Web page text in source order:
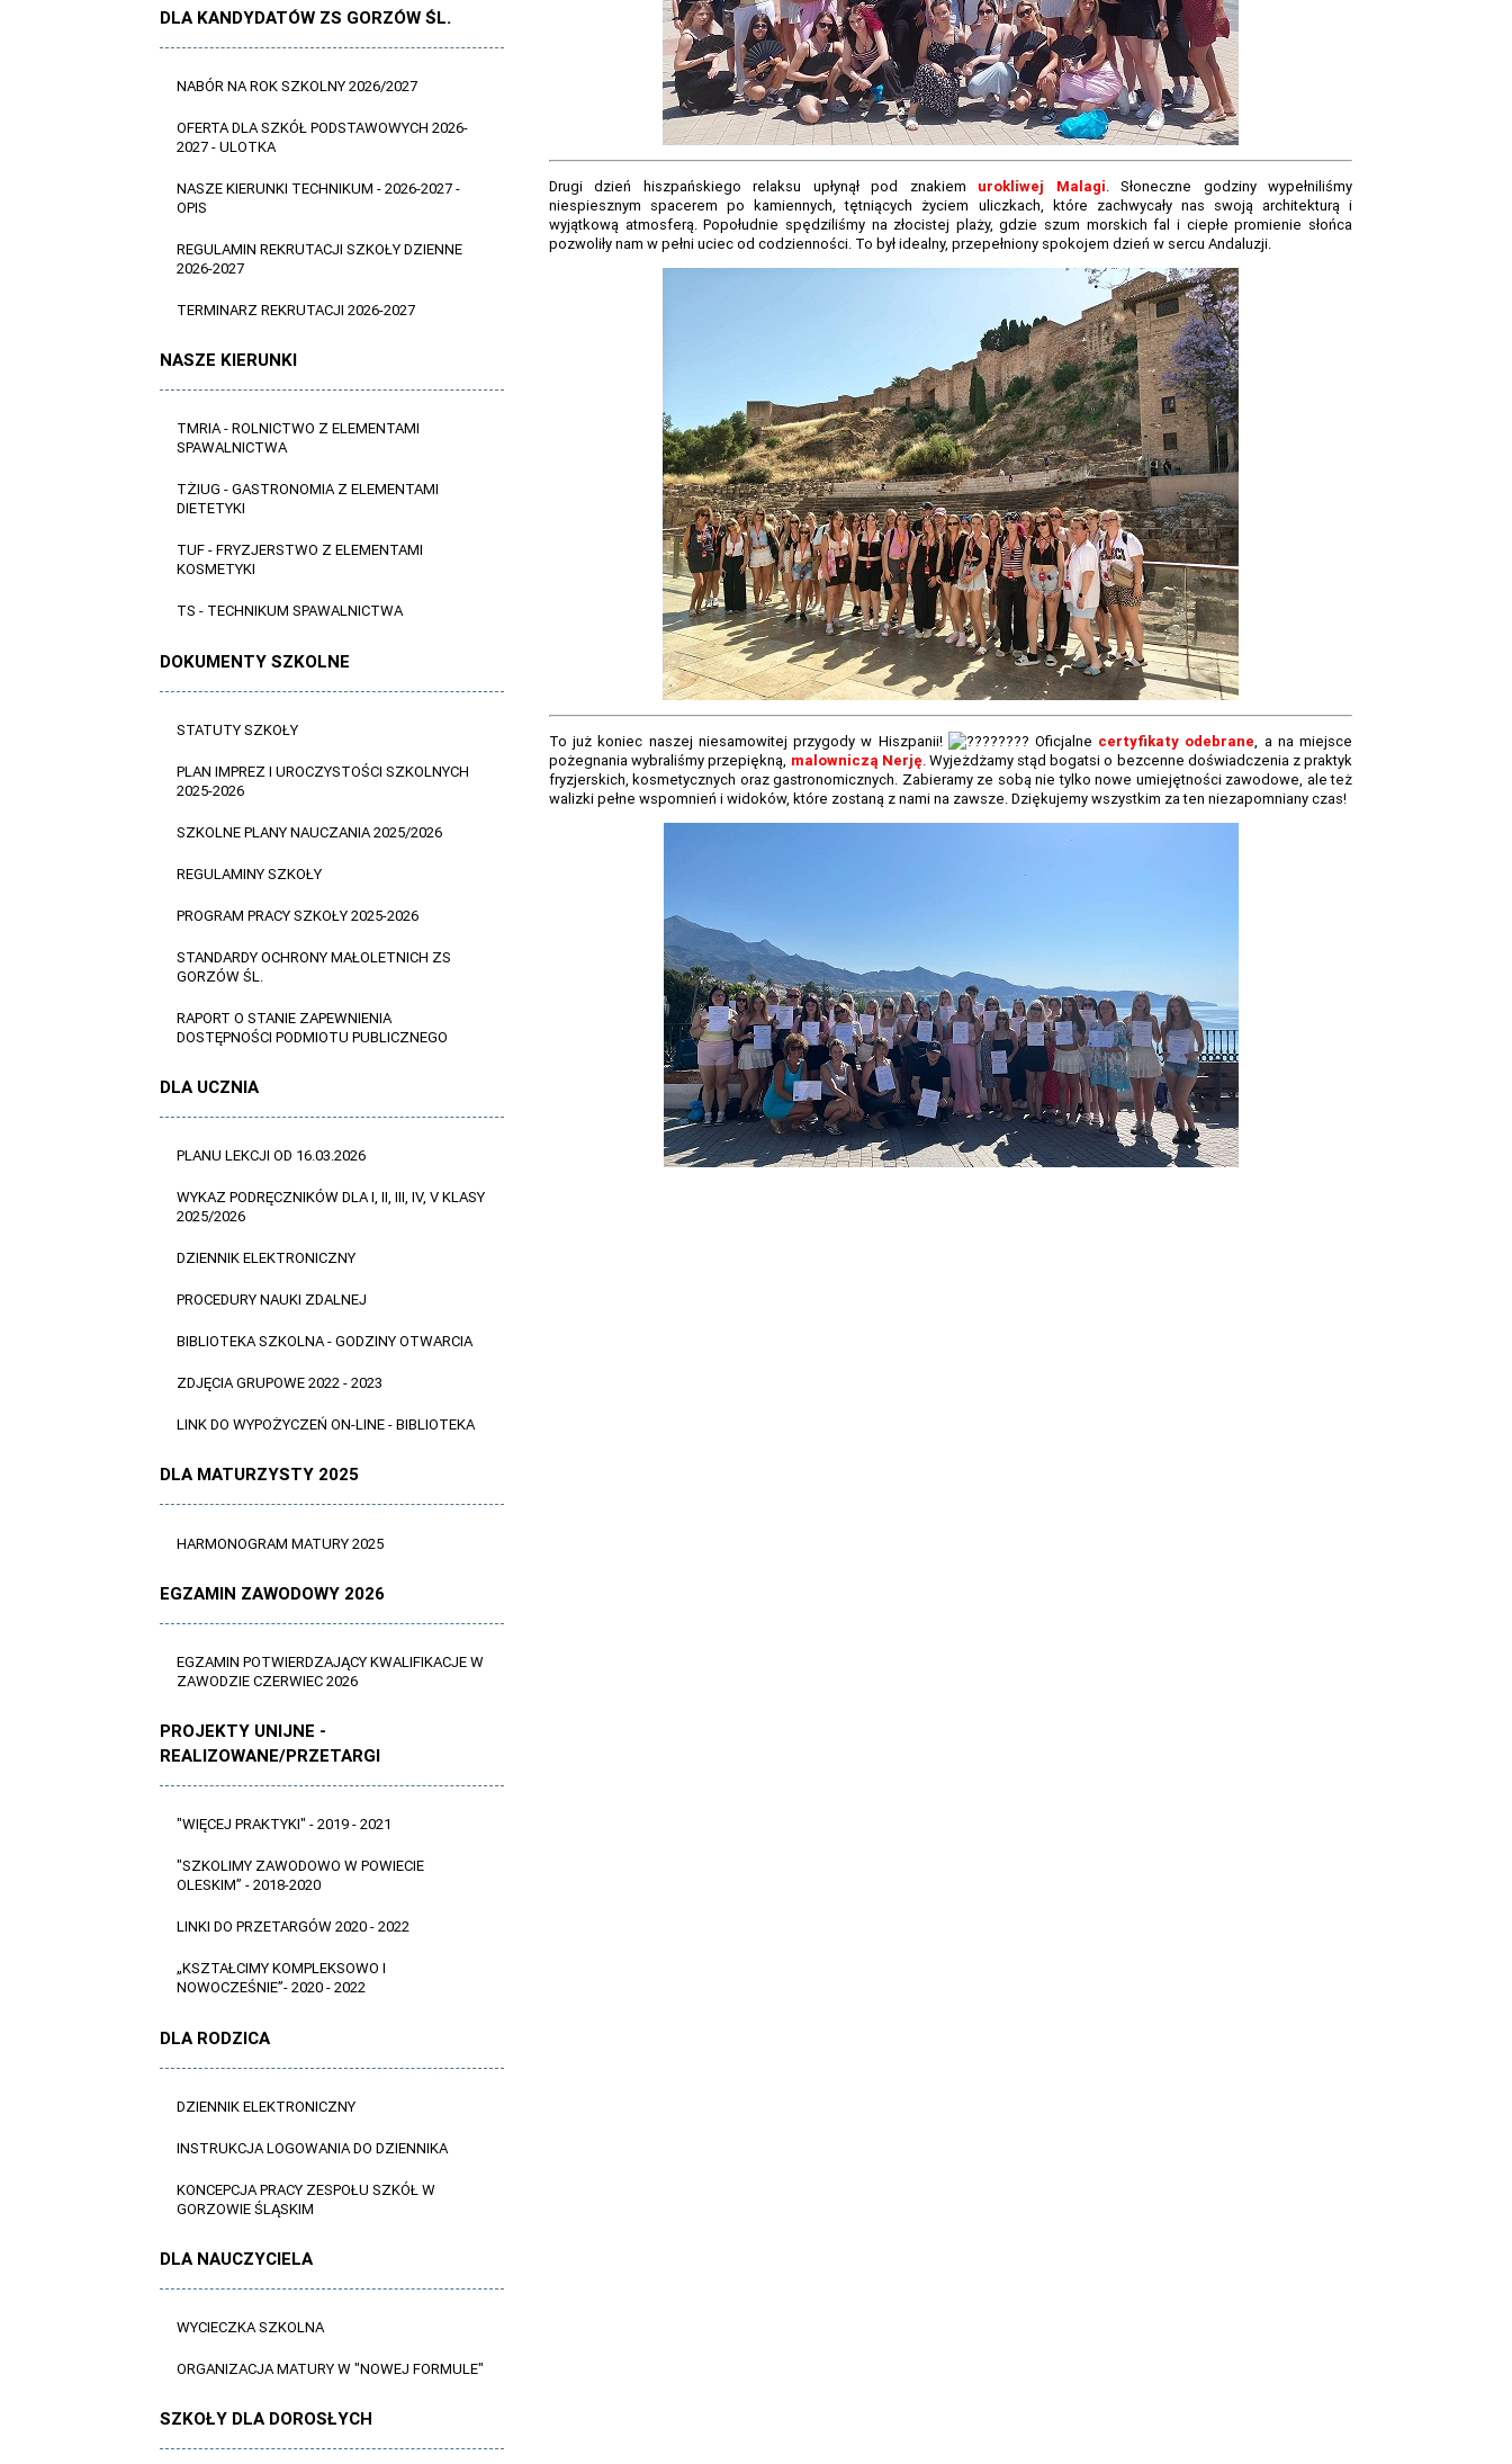
DLA KANDYDATÓW ZS GORZÓW ŚL.
NABÓR NA ROK SZKOLNY 2026/2027
OFERTA DLA SZKÓŁ PODSTAWOWYCH 2026-
2027 - ULOTKA
NASZE KIERUNKI TECHNIKUM - 2026-2027 -
OPIS
REGULAMIN REKRUTACJI SZKOŁY DZIENNE
2026-2027
TERMINARZ REKRUTACJI 2026-2027
NASZE KIERUNKI
TMRIA - ROLNICTWO Z ELEMENTAMI
SPAWALNICTWA
TŻIUG - GASTRONOMIA Z ELEMENTAMI
DIETETYKI
TUF - FRYZJERSTWO Z ELEMENTAMI
KOSMETYKI
TS - TECHNIKUM SPAWALNICTWA
DOKUMENTY SZKOLNE
STATUTY SZKOŁY
PLAN IMPREZ I UROCZYSTOŚCI SZKOLNYCH
2025-2026
SZKOLNE PLANY NAUCZANIA 2025/2026
REGULAMINY SZKOŁY
PROGRAM PRACY SZKOŁY 2025-2026
STANDARDY OCHRONY MAŁOLETNICH ZS
GORZÓW ŚL.
RAPORT O STANIE ZAPEWNIENIA
DOSTĘPNOŚCI PODMIOTU PUBLICZNEGO
DLA UCZNIA
PLANU LEKCJI OD 16.03.2026
WYKAZ PODRĘCZNIKÓW DLA I, II, III, IV, V KLASY
2025/2026
DZIENNIK ELEKTRONICZNY
PROCEDURY NAUKI ZDALNEJ
BIBLIOTEKA SZKOLNA - GODZINY OTWARCIA
ZDJĘCIA GRUPOWE 2022 - 2023
LINK DO WYPOŻYCZEŃ ON-LINE - BIBLIOTEKA
DLA MATURZYSTY 2025
HARMONOGRAM MATURY 2025
EGZAMIN ZAWODOWY 2026
EGZAMIN POTWIERDZAJĄCY KWALIFIKACJE W
ZAWODZIE CZERWIEC 2026
PROJEKTY UNIJNE -
REALIZOWANE/PRZETARGI
"WIĘCEJ PRAKTYKI" - 2019 - 2021
"SZKOLIMY ZAWODOWO W POWIECIE
OLESKIM” - 2018-2020
LINKI DO PRZETARGÓW 2020 - 2022
„KSZTAŁCIMY KOMPLEKSOWO I
NOWOCZEŚNIE”- 2020 - 2022
DLA RODZICA
DZIENNIK ELEKTRONICZNY
INSTRUKCJA LOGOWANIA DO DZIENNIKA
KONCEPCJA PRACY ZESPOŁU SZKÓŁ W
GORZOWIE ŚLĄSKIM
DLA NAUCZYCIELA
WYCIECZKA SZKOLNA
ORGANIZACJA MATURY W "NOWEJ FORMULE"
SZKOŁY DLA DOROSŁYCH
Drugi dzień hiszpańskiego relaksu upłynął pod znakiem urokliwej Malagi. Słoneczne godziny wypełniliśmy
niespiesznym spacerem po kamiennych, tętniących życiem uliczkach, które zachwycały nas swoją architekturą i
wyjątkową atmosferą. Popołudnie spędziliśmy na złocistej plaży, gdzie szum morskich fal i ciepłe promienie słońca
pozwoliły nam w pełni uciec od codzienności. To był idealny, przepełniony spokojem dzień w sercu Andaluzji.
To już koniec naszej niesamowitej przygody w Hiszpanii! Oficjalne certyfikaty odebrane, a na miejsce
pożegnania wybraliśmy przepiękną, malowniczą Nerję. Wyjeżdżamy stąd bogatsi o bezcenne doświadczenia z praktyk
fryzjerskich, kosmetycznych oraz gastronomicznych. Zabieramy ze sobą nie tylko nowe umiejętności zawodowe, ale też
walizki pełne wspomnień i widoków, które zostaną z nami na zawsze. Dziękujemy wszystkim za ten niezapomniany czas!